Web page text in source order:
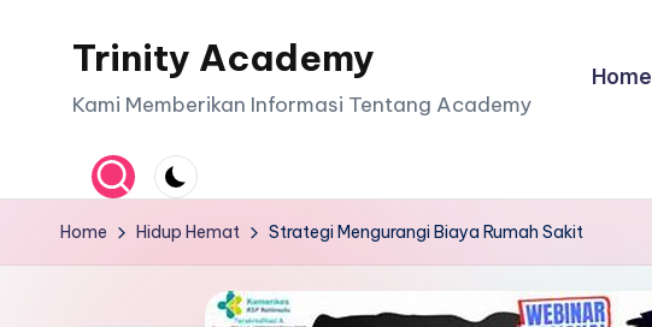
Trinity Academy
Kami Memberikan Informasi Tentang Academy
Home
Home Hidup Hemat Strategi Mengurangi Biaya Rumah Sakit